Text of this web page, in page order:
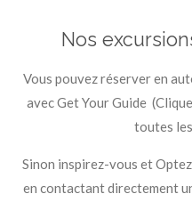
Nos
Vous pouvez réserver en
avec Get Your Guide
toutes
Sinon inspirez-vous et
en contactant directement